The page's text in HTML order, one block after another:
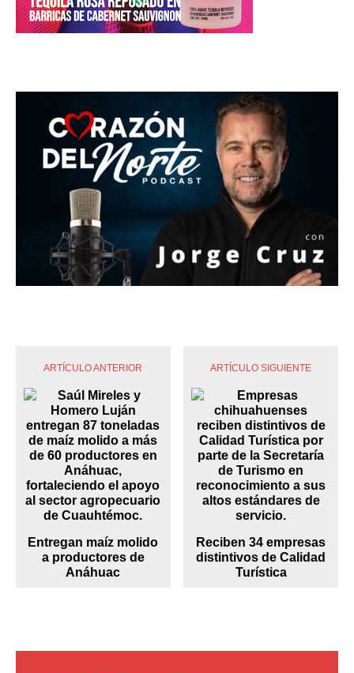
ARTÍCULO ANTERIOR
Entregan maíz molido
a productores de
Anáhuac
ARTÍCULO SIGUIENTE
Reciben 34 empresas
distintivos de Calidad
Turística